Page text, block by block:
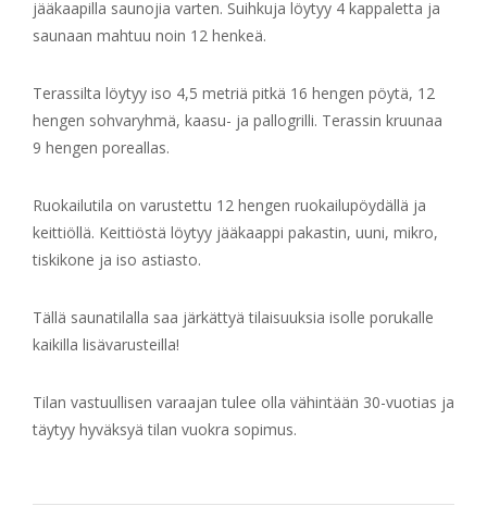
jääkaapilla saunojia varten. Suihkuja löytyy 4 kappaletta ja
saunaan mahtuu noin 12 henkeä.
Terassilta löytyy iso 4,5 metriä pitkä 16 hengen pöytä, 12
hengen sohvaryhmä, kaasu- ja pallogrilli. Terassin kruunaa
9 hengen poreallas.
Ruokailutila on varustettu 12 hengen ruokailupöydällä ja
keittiöllä. Keittiöstä löytyy jääkaappi pakastin, uuni, mikro,
tiskikone ja iso astiasto.
Tällä saunatilalla saa järkättyä tilaisuuksia isolle porukalle
kaikilla lisävarusteilla!
Tilan vastuullisen varaajan tulee olla vähintään 30-vuotias ja
täytyy hyväksyä tilan vuokra sopimus.